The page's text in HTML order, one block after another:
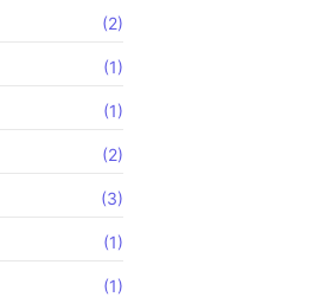
(2)
(1)
(1)
(2)
(3)
(1)
(1)